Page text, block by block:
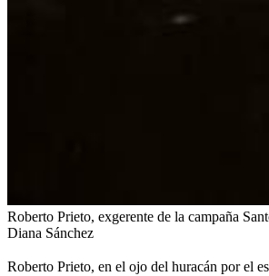
Roberto Prieto, exgerente de la campaña
Diana Sánchez
Roberto Prieto, en el ojo del huracán por el